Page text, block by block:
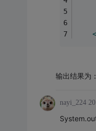
输出结果为
nayi_224